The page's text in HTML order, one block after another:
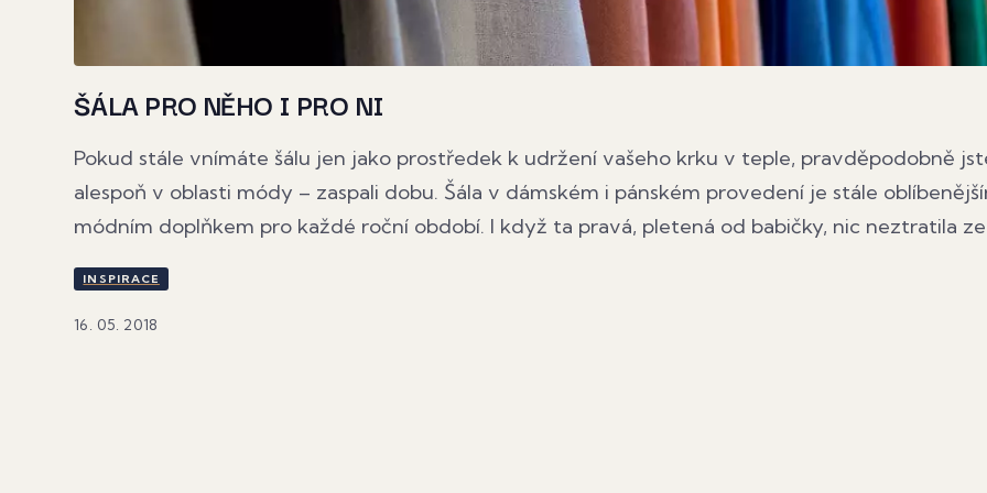
ŠÁLA PRO NĚHO I PRO NI
Pokud stále vnímáte šálu jen jako prostředek k udržení vašeho krku v teple, pravděpodobně
alespoň v oblasti módy – zaspali dobu. Šála v dámském i pánském provedení je stále
módním doplňkem pro každé roční období. I když ta pravá, pletená od babičky, nic neztratila
INSPIRACE
16. 05. 2018